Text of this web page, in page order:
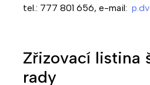
tel.: 777 801 656, e-mail:
Zřizovací listina
rady